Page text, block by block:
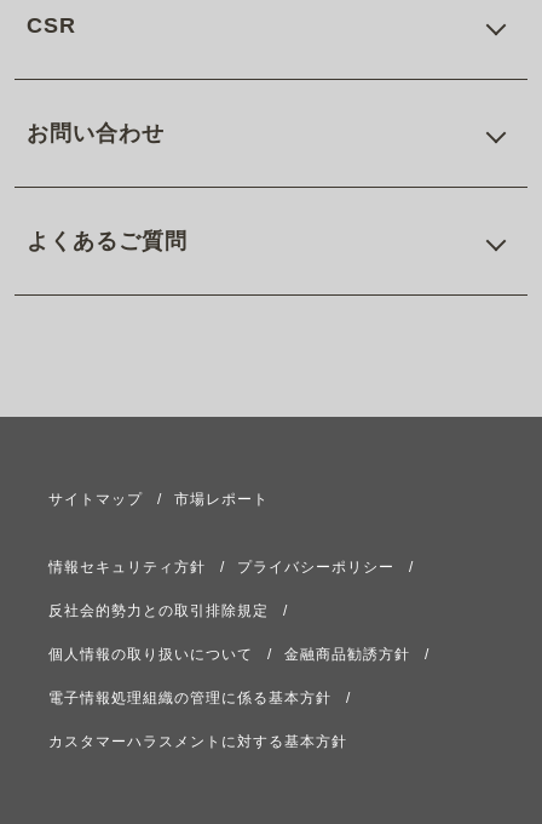
CSR
お問い合わせ
よくあるご質問
サイトマップ 市場レポート
情報セキュリティ方針 プライバシーポリシー
反社会的勢力との取引排除規定
個人情報の取り扱いについて 金融商品勧誘方針
電子情報処理組織の管理に係る基本方針
カスタマーハラスメントに対する基本方針